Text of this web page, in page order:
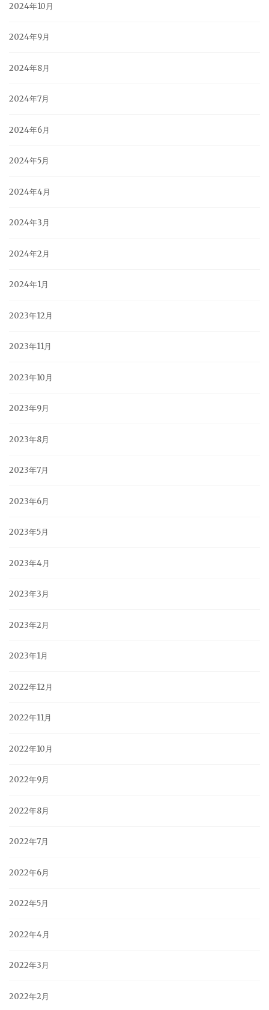
2024年10月
2024年9月
2024年8月
2024年7月
2024年6月
2024年5月
2024年4月
2024年3月
2024年2月
2024年1月
2023年12月
2023年11月
2023年10月
2023年9月
2023年8月
2023年7月
2023年6月
2023年5月
2023年4月
2023年3月
2023年2月
2023年1月
2022年12月
2022年11月
2022年10月
2022年9月
2022年8月
2022年7月
2022年6月
2022年5月
2022年4月
2022年3月
2022年2月